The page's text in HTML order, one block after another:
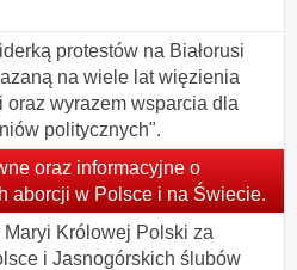
protestów na Białorusi
na wiele lat więzienia
oraz wyrazem wsparcia dla
politycznych".
oraz informacyjne o
aborcji w Polsce i na Świecie.
Maryi Królowej Polski za
i Jasnogórskich ślubów